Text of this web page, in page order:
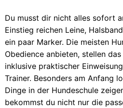
Du musst dir nicht alles sofort
Einstieg reichen Leine,
ein paar Marker. Die meisten
Obedience anbieten, stellen
inklusive praktischer
Trainer. Besonders am Anfang
Dinge in der Hundeschule
bekommst du nicht nur die